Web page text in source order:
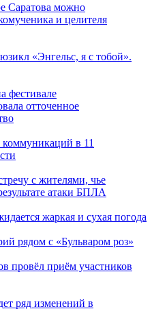
Саратова можно
и целителя
«Энгельс, я с тобой».
фестивале
отточенное
в 11
с жителями, чье
атаки БПЛА
жаркая и сухая погода
рядом с «Бульваром роз»
провёл приём участников
ряд изменений в